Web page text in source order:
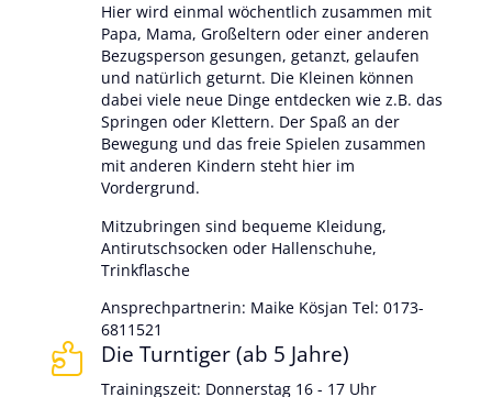
Hier wird einmal wöchentlich zusammen mit
Papa, Mama, Großeltern oder einer anderen
Bezugsperson gesungen, getanzt, gelaufen
und natürlich geturnt. Die Kleinen können
dabei viele neue Dinge entdecken wie z.B. das
Springen oder Klettern. Der Spaß an der
Bewegung und das freie Spielen zusammen
mit anderen Kindern steht hier im
Vordergrund.
Mitzubringen sind bequeme Kleidung,
Antirutschsocken oder Hallenschuhe,
Trinkflasche
Ansprechpartnerin: Maike Kösjan Tel: 0173-
6811521
 Die Turntiger (ab 5 Jahre)
Trainingszeit: Donnerstag 16 - 17 Uhr